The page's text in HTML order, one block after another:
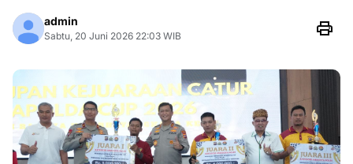
admin
Sabtu, 20 Juni 2026 22:03 WIB